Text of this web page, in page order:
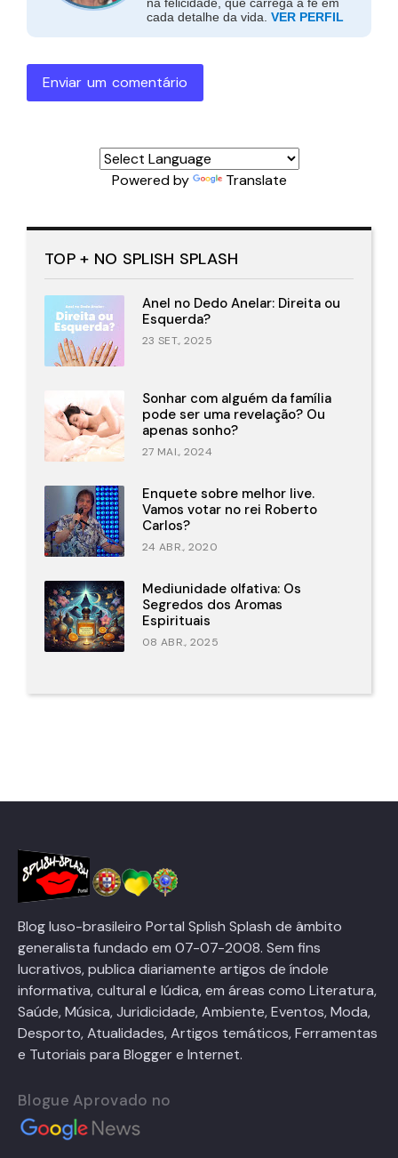
na felicidade, que carrega a fé em
cada detalhe da vida. VER PERFIL
Enviar um comentário
Powered by Translate
TOP + NO SPLISH SPLASH
Anel no Dedo Anelar: Direita ou
Esquerda?
23 SET., 2025
Sonhar com alguém da família
pode ser uma revelação? Ou
apenas sonho?
27 MAI., 2024
Enquete sobre melhor live.
Vamos votar no rei Roberto
Carlos?
24 ABR., 2020
Mediunidade olfativa: Os
Segredos dos Aromas
Espirituais
08 ABR., 2025
Blog luso-brasileiro Portal Splish Splash de âmbito
generalista fundado em 07-07-2008. Sem fins
lucrativos, publica diariamente artigos de índole
informativa, cultural e lúdica, em áreas como Literatura,
Saúde, Música, Juridicidade, Ambiente, Eventos, Moda,
Desporto, Atualidades, Artigos temáticos, Ferramentas
e Tutoriais para Blogger e Internet.
Blogue Aprovado no